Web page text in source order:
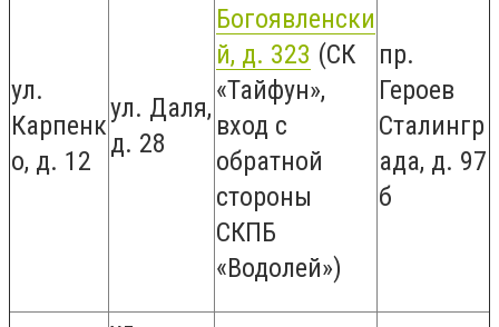
ул.
Карпенк
о, д. 12
ул. Даля,
д. 28
Богоявленски
й, д. 323 (СК
«Тайфун»,
вход с
обратной
стороны
СКПБ
«Водолей»)
пр.
Героев
Сталингр
ада, д. 97
б